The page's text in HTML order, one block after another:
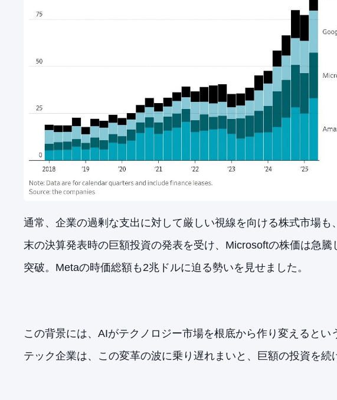
通常、企業の過剰な支出に対して厳しい視線を向ける株式市場も
末の決算発表時の巨額投資の発表を受け、Microsoftの株価は急
突破。Metaの時価総額も2兆ドルに迫る勢いを見せました。
この背景には、AIがテクノロジー市場を根底から作り変えるとい
テック企業は、この変革の波に乗り遅れまいと、巨額の投資を続